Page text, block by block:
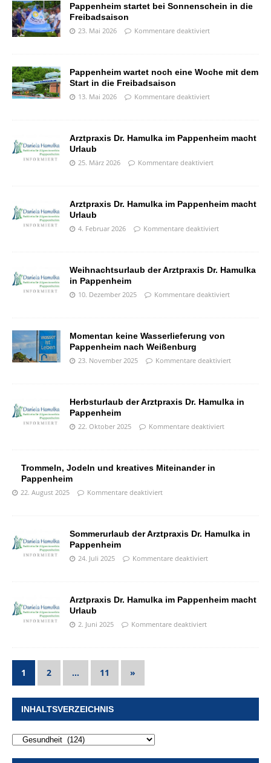
Pappenheim startet bei Sonnenschein in die
Freibadsaison
23. Mai 2026 Kommentare deaktiviert
Pappenheim wartet noch eine Woche mit dem
Start in die Freibadsaison
13. Mai 2026 Kommentare deaktiviert
Arztpraxis Dr. Hamulka im Pappenheim macht
Urlaub
25. März 2026 Kommentare deaktiviert
Arztpraxis Dr. Hamulka im Pappenheim macht
Urlaub
4. Februar 2026 Kommentare deaktiviert
Weihnachtsurlaub der Arztpraxis Dr. Hamulka
in Pappenheim
10. Dezember 2025 Kommentare deaktiviert
Momentan keine Wasserlieferung von
Pappenheim nach Weißenburg
23. November 2025 Kommentare deaktiviert
Herbsturlaub der Arztpraxis Dr. Hamulka in
Pappenheim
22. Oktober 2025 Kommentare deaktiviert
Trommeln, Jodeln und kreatives Miteinander in
Pappenheim
22. August 2025 Kommentare deaktiviert
Sommerurlaub der Arztpraxis Dr. Hamulka in
Pappenheim
24. Juli 2025 Kommentare deaktiviert
Arztpraxis Dr. Hamulka im Pappenheim macht
Urlaub
2. Juni 2025 Kommentare deaktiviert
1 2 … 11 »
INHALTSVERZEICHNIS